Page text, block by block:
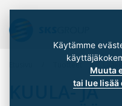
Tuotteet
KUULA- JA
Käytämme
Muuta
tai lue lisää